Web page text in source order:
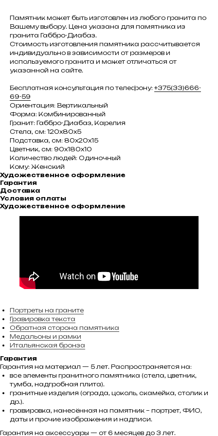
Памятник может быть изготовлен из любого гранита по
Вашему выбору. Цена указана для памятника из
гранита Габбро-Диабаз.
Стоимость изготовления памятника рассчитывается
индивидуально в зависимости от размеров и
используемого гранита и может отличаться от
указанной на сайте.
Бесплатная консультация по телефону: +375(33)666-
69-59
Ориентация: Вертикальный
Форма: Комбинированный
Гранит: Габбро-Диабаз, Карелия
Стела, см: 120х80х5
Подставка, см: 80х20х15
Цветник, см: 90х180х10
Количество людей: Одиночный
Кому: Женский
Художественное оформление
Гарантия
Доставка
Условия оплаты
Художественное оформление
Портреты на граните
Гравировка текста
Обратная сторона памятника
Медальоны и рамки
Итальянская бронза
Гарантия
Гарантия на материал — 5 лет. Распространяется на:
все элементы гранитного памятника (стела, цветник,
тумба, надгробная плита).
гранитные изделия (ограда, цоколь, скамейка, столик и
др.).
гравировка, нанесённая на памятник – портрет, ФИО,
даты и прочие изображения и надписи.
Гарантия на аксессуары — от 6 месяцев до 3 лет.